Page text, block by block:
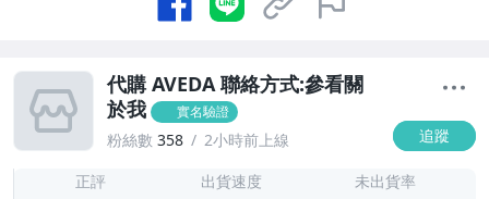
代購 AVEDA 聯絡方式:參看關
於我
實名驗證
粉絲數 358 2小時前上線 追蹤
正評 出貨速度 未出貨率